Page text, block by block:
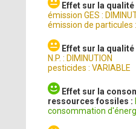
Effet sur la
émission GES :
émission de particules
Effet sur la
N.P. : DIMINUTION
pesticides : VARIABLE
Effet sur la
ressources fossiles :
consommation